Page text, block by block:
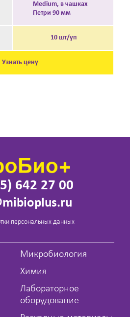
Medium, в чашках
Петри 90 мм
10 шт/уп
Узнать цену
642 27 00
персональных данных
Микробиология
Химия
Лабораторное
оборудование